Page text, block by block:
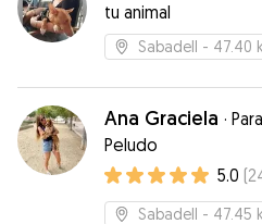
tu animal
Sabadell - 47.40
Ana Graciela ·
Peludo
5.0 (
Sabadell - 47.45